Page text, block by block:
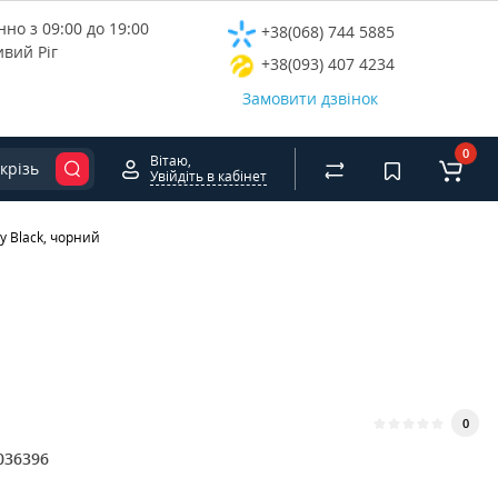
з 09:00 до 19:00
Ріг
+38(068) 744 5885
+38(093) 407 4234
Замовити дзвінок
Вітаю,
Увійдіть в кабінет
0
Black, чорний
0